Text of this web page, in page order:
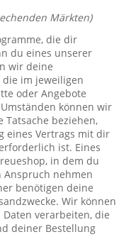
Märkten)
die dir
du eines unserer
wir deine
im jeweiligen
oder Angebote
können wir
beziehen,
eines Vertrags mit dir
ist. Eines
in dem du
Anspruch nehmen
benötigen deine
Wir können
verarbeiten, die
deiner Bestellung